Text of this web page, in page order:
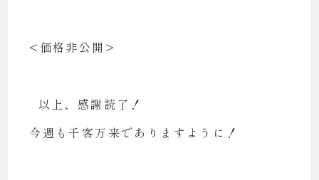
<価格非公開>
以上、感謝読了！
今週も千客万来でありますように！